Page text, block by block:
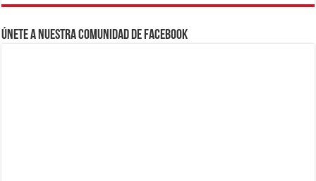
Únete a nuestra comunidad de Facebook